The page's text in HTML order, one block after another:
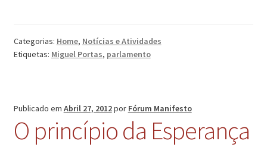
Categorias: Home, Notícias e Atividades
Etiquetas: Miguel Portas, parlamento
Publicado em Abril 27, 2012por Fórum Manifesto
O princípio da Esperança